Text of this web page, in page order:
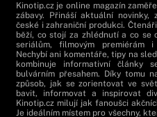
Kinotip.cz je online magazín
zábavy. Přináší aktuální
české i zahraniční produkci.
běží, co stojí za zhlédnutí a co se
seriálům, filmovým premiérám i
Nechybí ani komentáře, tipy na
kombinuje informativní články
bulvárním přesahem. Díky tomu
způsob, jak se zorientovat ve
bavit, informovat a inspirovat
Kinotip.cz milují jak fanoušci
Je ideálním místem pro všechny,